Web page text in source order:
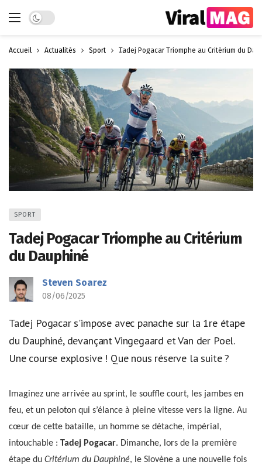
Dark mode
Accueil Actualités Sport Tadej Pogacar Triomphe au Critérium du
SPORT
Tadej Pogacar Triomphe au Critérium
du Dauphiné
Steven Soarez
08/06/2025
Tadej Pogacar s'impose avec panache sur la 1re étape
du Dauphiné, devançant Vingegaard et Van der Poel.
Une course explosive ! Que nous réserve la suite ?
Imaginez une arrivée au sprint, le souffle court, les jambes en
feu, et un peloton qui s’élance à pleine vitesse vers la ligne. Au
cœur de cette bataille, un homme se détache, impérial,
intouchable : Tadej Pogacar. Dimanche, lors de la première
étape du Critérium du Dauphiné, le Slovène a une nouvelle fois